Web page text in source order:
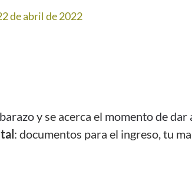
de abril de 2022
y se acerca el momento de dar
: documentos para el ingreso, tu